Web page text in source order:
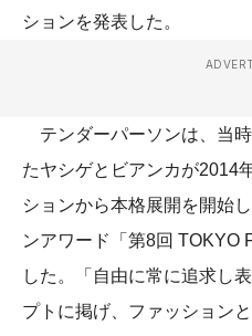
ションを発表した。
テンダーパーソンは、当
たヤシゲとビアンカが2014
ションから本格展開を開始
ンアワード「第8回 TOKYO
した。「自由に常に追求し
プトに掲げ、ファッション